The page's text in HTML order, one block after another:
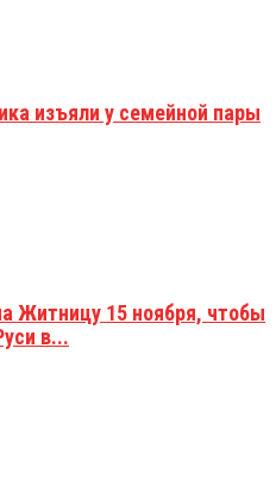
изъяли у семейной пары
Житницу 15 ноября, чтобы
в...